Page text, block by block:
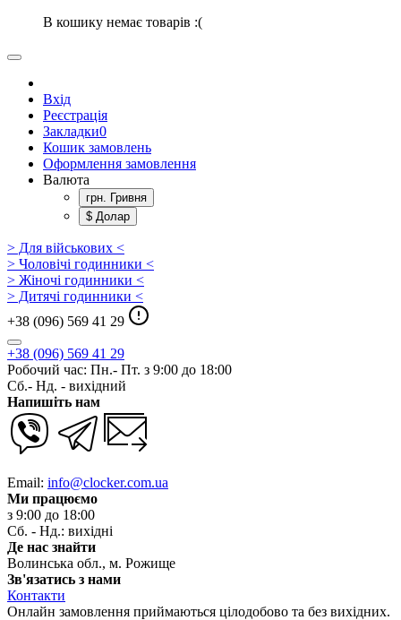
В кошику немає товарів :(
Вхід
Реєстрація
Закладки0
Кошик замовлень
Оформлення замовлення
Валюта
грн. Гривня
$ Долар
> Для військових <
> Чоловічі годинники <
> Жіночі годинники <
> Дитячі годинники <
+38 (096) 569 41 29
+38 (096) 569 41 29
Робочий час: Пн.- Пт. з 9:00 до 18:00
Сб.- Нд. - вихідний
Напишіть нам
Email: info@clocker.com.ua
Ми працюємо
з 9:00 до 18:00
Сб. - Нд.: вихідні
Де нас знайти
Волинська обл., м. Рожище
Зв'язатись з нами
Контакти
Онлайн замовлення приймаються цілодобово та без вихідних.